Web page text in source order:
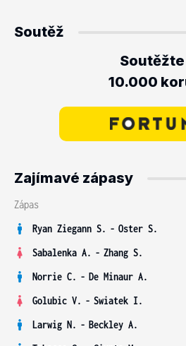
Soutěž
Soutěžte
10.000
Zajímavé zápasy
Zápas
Ryan Ziegann S. - Oster S.
Sabalenka A. - Zhang S.
Norrie C. - De Minaur A.
Golubic V. - Swiatek I.
Larwig N. - Beckley A.